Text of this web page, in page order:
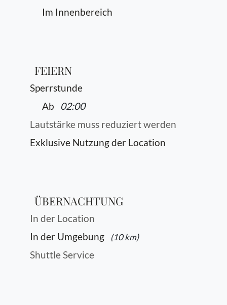
Im Innenbereich
FEIERN
Sperrstunde
Ab
02:00
Lautstärke muss reduziert werden
Exklusive Nutzung der Location
ÜBERNACHTUNG
In der Location
In der Umgebung
(10 km)
Shuttle Service